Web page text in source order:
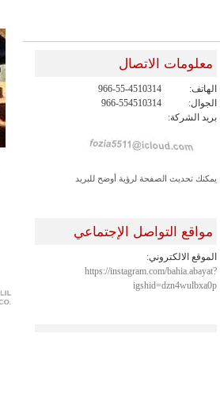
معلومات الاتصال
الهاتف:
966-55-4510314
الجوال:
966-554510314
بريد الشركة:
يمكنك تحديث الصفحة لرؤية أوضح للبريد
مواقع التواصل الإجتماعي
الموقع الالكتروني:
https://instagram.com/bahia.abayat?
igshid=dzn4wulbxa0p